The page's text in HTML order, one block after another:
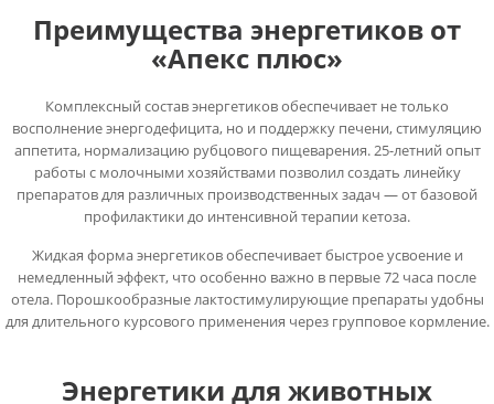
Преимущества энергетиков от
«Апекс плюс»
Комплексный состав энергетиков обеспечивает не только
восполнение энергодефицита, но и поддержку печени, стимуляцию
аппетита, нормализацию рубцового пищеварения. 25-летний опыт
работы с молочными хозяйствами позволил создать линейку
препаратов для различных производственных задач — от базовой
профилактики до интенсивной терапии кетоза.
Жидкая форма энергетиков обеспечивает быстрое усвоение и
немедленный эффект, что особенно важно в первые 72 часа после
отела. Порошкообразные лактостимулирующие препараты удобны
для длительного курсового применения через групповое кормление.
Энергетики для животных